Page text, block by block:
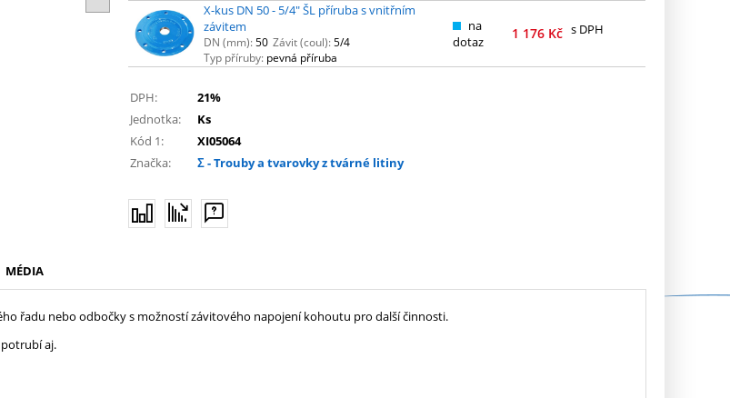
X-kus DN 50 - 5/4" ŠL příruba s vnitřním
závitem
DN (mm):50 Závit (coul):5/4
Typ příruby: pevná příruba
na
dotaz
1 176 Kč s DPH
DPH:
21%
Jednotka:
Ks
Kód 1:
XI05064
Značka:
Σ - Trouby a tvarovky z tvárné litiny
MÉDIA
řadu nebo odbočky s možností závitového napojení kohoutu pro další činnosti.
aj.